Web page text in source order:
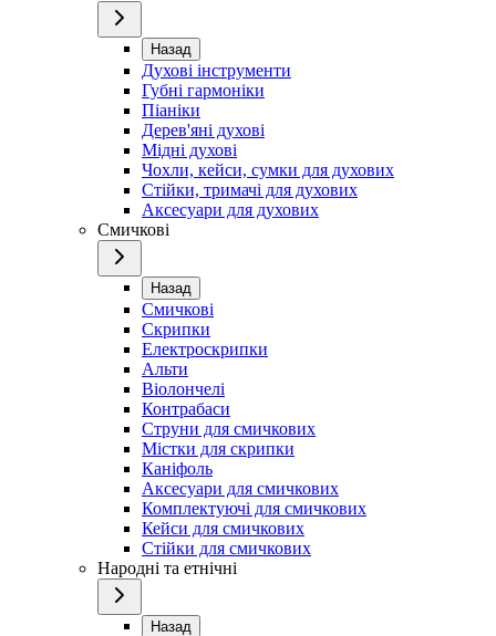
Назад
Духові інструменти
Губні гармоніки
Піаніки
Дерев'яні духові
Мідні духові
Чохли, кейси, сумки для духових
Стійки, тримачі для духових
Аксесуари для духових
Смичкові
Назад
Смичкові
Скрипки
Електроскрипки
Альти
Віолончелі
Контрабаси
Струни для смичкових
Містки для скрипки
Каніфоль
Аксесуари для смичкових
Комплектуючі для смичкових
Кейси для смичкових
Стійки для смичкових
Народні та етнічні
Назад